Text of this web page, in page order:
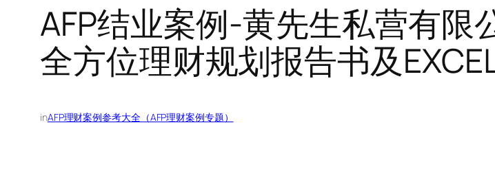
AFP结业案例-黄先生私营有限
全方位理财规划报告书及
inAFP理财案例参考大全（AFP理财案例专题）